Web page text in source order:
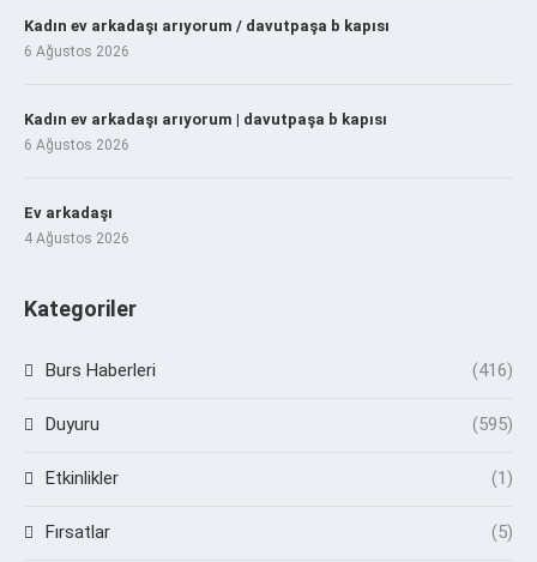
Kadın ev arkadaşı arıyorum / davutpaşa b kapısı
6 Ağustos 2026
Kadın ev arkadaşı arıyorum | davutpaşa b kapısı
6 Ağustos 2026
Ev arkadaşı
4 Ağustos 2026
Kategoriler
Burs Haberleri (416)
Duyuru (595)
Etkinlikler (1)
Fırsatlar (5)